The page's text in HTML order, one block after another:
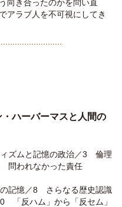
向き合ったのかを問い直
アラブ人を不可視にしてき
ハーバーマスと人間の
ズムと記憶の政治／3 倫理
問われなかった責任
記憶／8 さらなる歴史認識
「反ハム」から「反セム」